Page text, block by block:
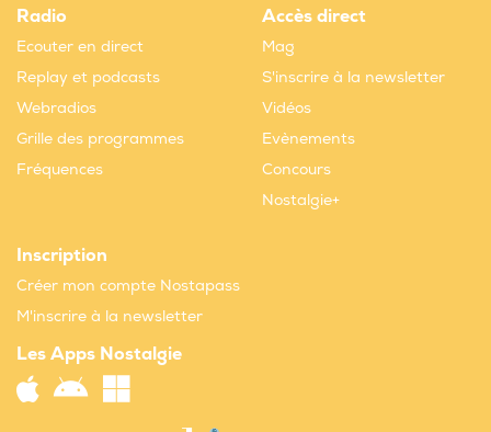
Radio
Ecouter en direct
Replay et podcasts
Webradios
Grille des programmes
Fréquences
Accès direct
Mag
S'inscrire à la newsletter
Vidéos
Evènements
Concours
Nostalgie+
Inscription
Créer mon compte Nostapass
M'inscrire à la newsletter
Les Apps Nostalgie